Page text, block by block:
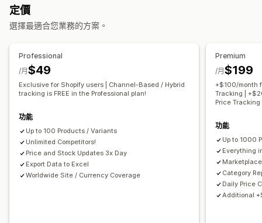
價格追蹤
控制面板 分析
定價
選擇最適合您業務的方案。
Professional
$49
/月
Exclusive for Shopify users | Channel-Based / Hybrid
tracking is FREE in the Professional plan!
功能
Up to 100 Products / Variants
Unlimited Competitors!
Price and Stock Updates 3x Day
Export Data to Excel
Worldwide Site / Currency Coverage
Premium
$199
/月
+$100/month
Tracking |
Price Tracking
功能
Up to 1000
Everything
Category
Daily Price
Additional